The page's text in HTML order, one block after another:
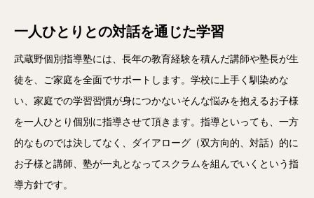
一人ひとりとの対話を通じた学習
武蔵野個別指導塾には、長年の教育経験を積んだ講師や塾長が生
徒を、ご家庭を全面でサポートします。学校に上手く馴染めな
い、家庭での学習習慣が身につかないそんな悩みを抱えるお子様
を一人ひとり個別に指導させて頂きます。指導といっても、一方
的なものでは決してなく、ダイアローグ（双方向的、対話）的に
お子様と講師、塾が一丸となってスクラムを組んでいくという指
導方針です。